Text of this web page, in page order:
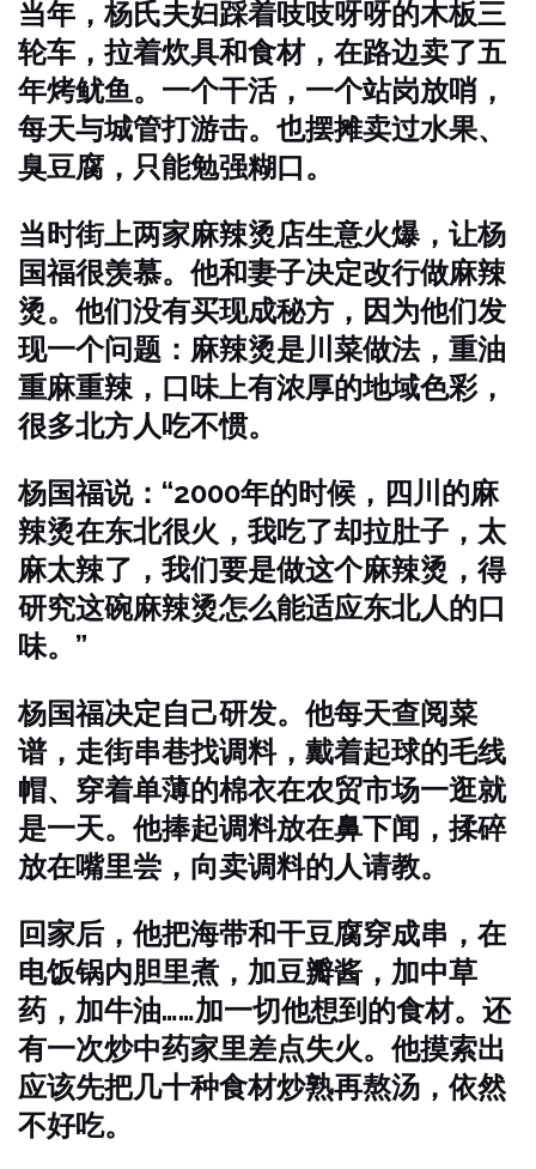
当年，杨氏夫妇踩着吱吱呀呀的木板三
轮车，拉着炊具和食材，在路边卖了五
年烤鱿鱼。一个干活，一个站岗放哨，
每天与城管打游击。也摆摊卖过水果、
臭豆腐，只能勉强糊口。
当时街上两家麻辣烫店生意火爆，让杨
国福很羡慕。他和妻子决定改行做麻辣
烫。他们没有买现成秘方，因为他们发
现一个问题：麻辣烫是川菜做法，重油
重麻重辣，口味上有浓厚的地域色彩，
很多北方人吃不惯。
杨国福说：“2000年的时候，四川的麻
辣烫在东北很火，我吃了却拉肚子，太
麻太辣了，我们要是做这个麻辣烫，得
研究这碗麻辣烫怎么能适应东北人的口
味。”
杨国福决定自己研发。他每天查阅菜
谱，走街串巷找调料，戴着起球的毛线
帽、穿着单薄的棉衣在农贸市场一逛就
是一天。他捧起调料放在鼻下闻，揉碎
放在嘴里尝，向卖调料的人请教。
回家后，他把海带和干豆腐穿成串，在
电饭锅内胆里煮，加豆瓣酱，加中草
药，加牛油……加一切他想到的食材。还
有一次炒中药家里差点失火。他摸索出
应该先把几十种食材炒熟再熬汤，依然
不好吃。